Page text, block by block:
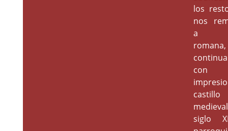
los
nos
a
romana,
castillo
siglo